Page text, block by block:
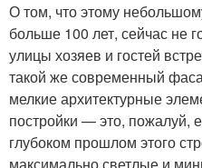
О том, что этому
больше 100 лет, сейчас не
улицы хозяев и гостей
такой же современный
мелкие архитектурные
постройки — это, пожалуй,
глубоком прошлом этого